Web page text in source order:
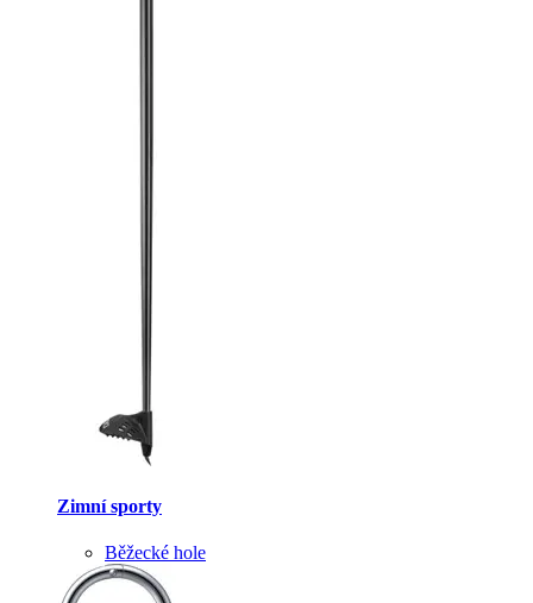
Zimní sporty
Běžecké hole